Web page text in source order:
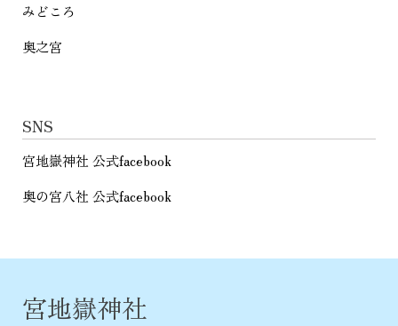
みどころ
奥之宮
SNS
宮地嶽神社 公式facebook
奥の宮八社 公式facebook
宮地嶽神社